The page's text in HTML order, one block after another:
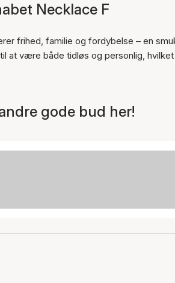
Necklace F
frihed, familie og fordybelse – en
at være både tidløs og personlig,
gode bud her!